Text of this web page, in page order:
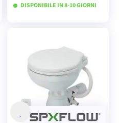
DISPONIBILE IN 8-10 GIORNI
MODELLI